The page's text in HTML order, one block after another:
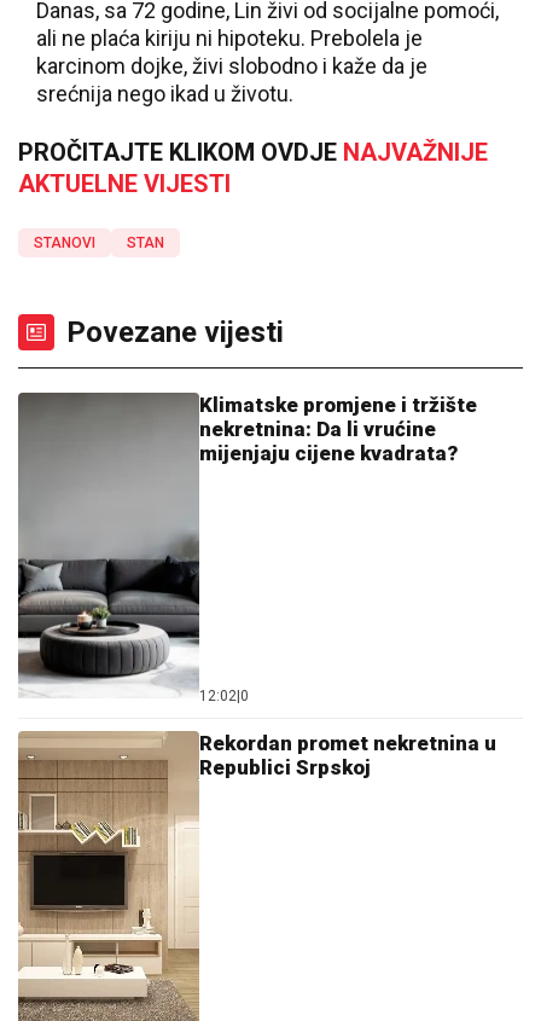
Danas, sa 72 godine, Lin živi od socijalne pomoći,
ali ne plaća kiriju ni hipoteku. Prebolela je
karcinom dojke, živi slobodno i kaže da je
srećnija nego ikad u životu.
PROČITAJTE KLIKOM OVDJE NAJVAŽNIJE
AKTUELNE VIJESTI
STANOVI STAN
Povezane vijesti
Klimatske promjene i tržište
nekretnina: Da li vrućine
mijenjaju cijene kvadrata?
12:02 0
Rekordan promet nekretnina u
Republici Srpskoj